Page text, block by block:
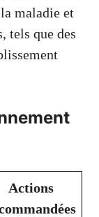
maladie et
tels que des
Actions